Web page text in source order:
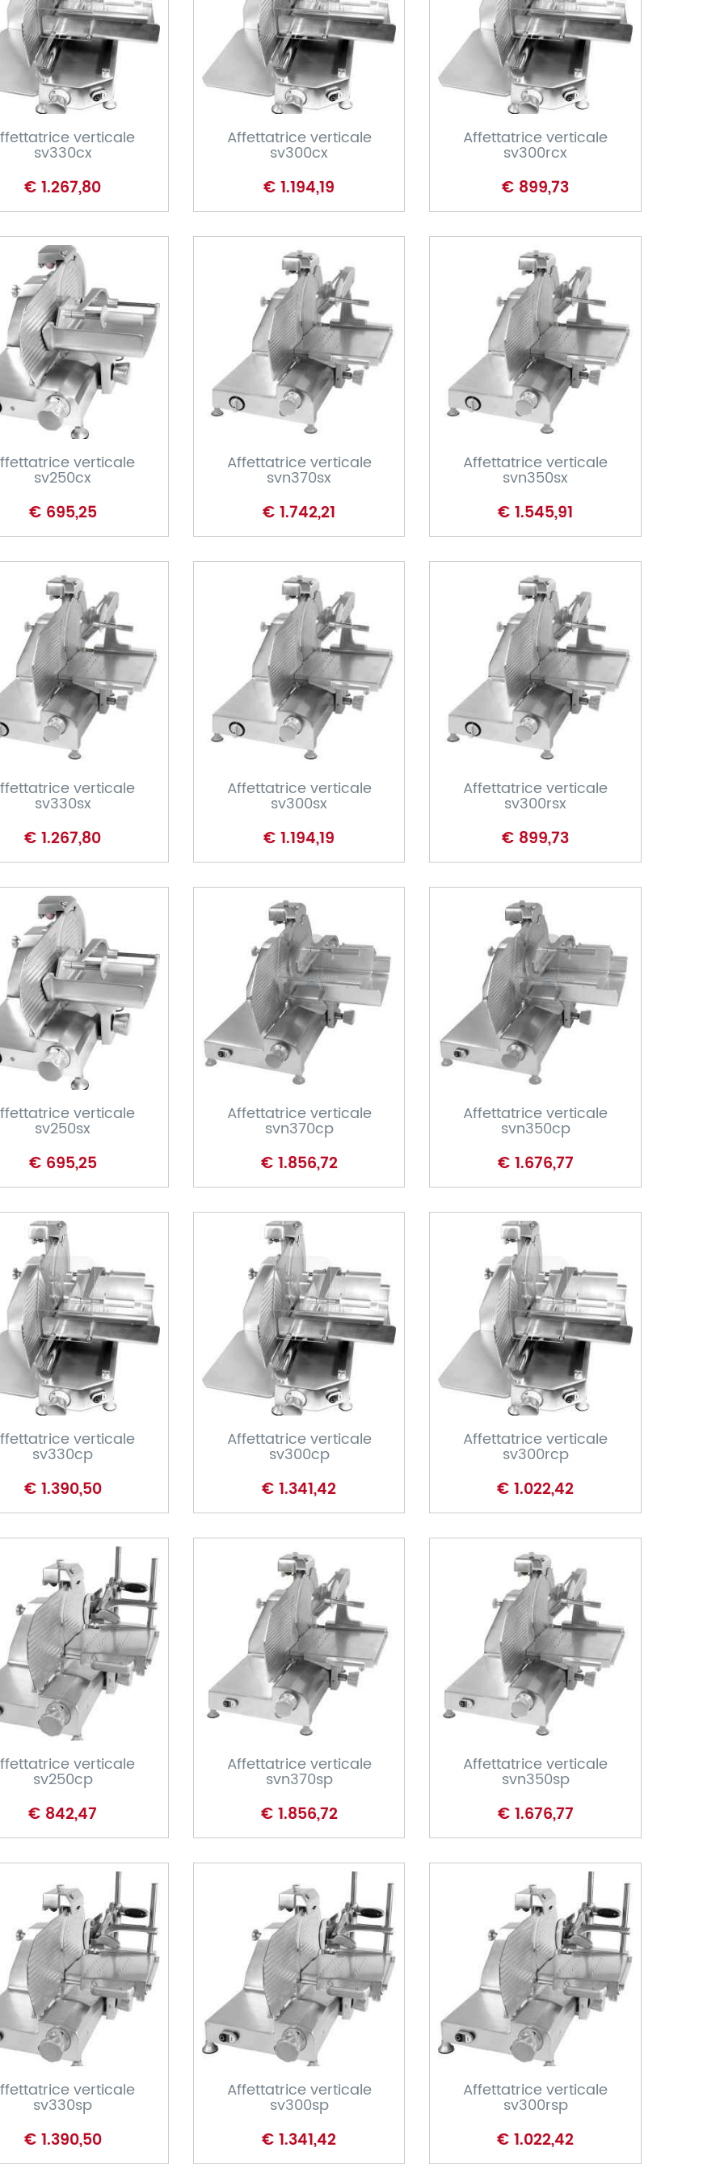
CARRELLO
verticale
sv330cx
€ 1.267,80
CARRELLO
Affettatrice verticale
sv300cx
€ 1.194,19
CARRELLO
Affettatrice verticale
sv300rcx
€ 899,73
CARRELLO
verticale
sv250cx
€ 695,25
CARRELLO
Affettatrice verticale
svn370sx
€ 1.742,21
CARRELLO
Affettatrice verticale
svn350sx
€ 1.545,91
CARRELLO
verticale
sv330sx
€ 1.267,80
CARRELLO
Affettatrice verticale
sv300sx
€ 1.194,19
CARRELLO
Affettatrice verticale
sv300rsx
€ 899,73
CARRELLO
verticale
sv250sx
€ 695,25
CARRELLO
Affettatrice verticale
svn370cp
€ 1.856,72
CARRELLO
Affettatrice verticale
svn350cp
€ 1.676,77
CARRELLO
verticale
sv330cp
€ 1.390,50
CARRELLO
Affettatrice verticale
sv300cp
€ 1.341,42
CARRELLO
Affettatrice verticale
sv300rcp
€ 1.022,42
CARRELLO
verticale
sv250cp
€ 842,47
CARRELLO
Affettatrice verticale
svn370sp
€ 1.856,72
CARRELLO
Affettatrice verticale
svn350sp
€ 1.676,77
CARRELLO
verticale
sv330sp
€ 1.390,50
CARRELLO
Affettatrice verticale
sv300sp
€ 1.341,42
CARRELLO
Affettatrice verticale
sv300rsp
€ 1.022,42